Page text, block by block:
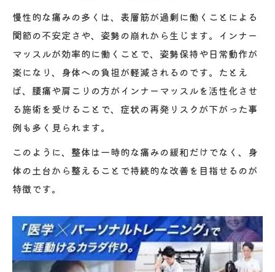
慢性的な痛みの多くは、表層筋が過剰に働くことによる
関節の不安定さや、姿勢の崩れから生じます。インナー
マッスルが効率的に働くことで、姿勢保持や日常動作が
楽になり、身体への負担が軽減されるのです。たとえ
ば、腰痛や肩こりの方がインナーマッスルを活性化させ
る施術を受けることで、症状の再発リスクが下がった事
例も多く見られます。
このように、整体は一時的な痛みの緩和だけでなく、身
体の土台から整えることで持続的な改善を目指せるのが
特徴です。